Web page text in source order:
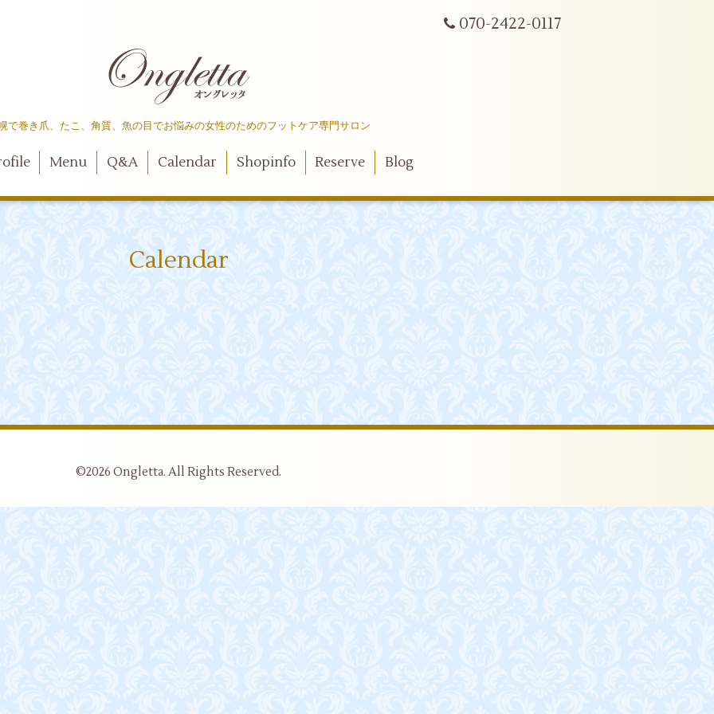
070-2422-0117
で巻き爪、たこ、角質、魚の目でお悩みの女性のためのフットケア専門サロン
Menu Q&A Calendar Shopinfo Reserve Blog
Calendar
©2026 Ongletta. All Rights Reserved.